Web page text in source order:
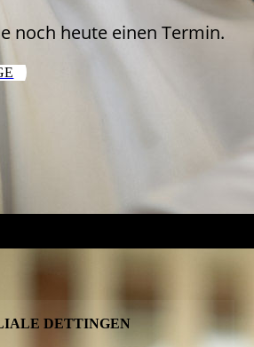
noch heute einen Termin.
DETTINGEN